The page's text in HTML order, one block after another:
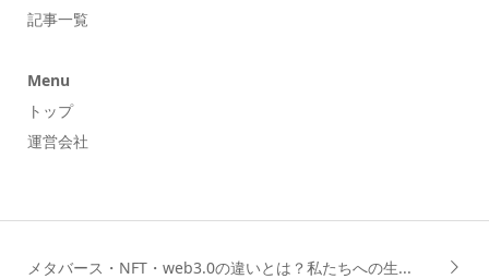
記事一覧
Menu
トップ
運営会社
メタバース・NFT・web3.0の違いとは？私たちへの生...